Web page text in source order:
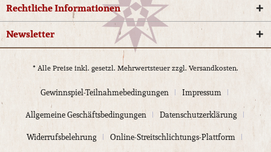
Rechtliche Informationen
Newsletter
* Alle Preise inkl. gesetzl. Mehrwertsteuer zzgl. Versandkosten.
Gewinnspiel-Teilnahmebedingungen
Impressum
Allgemeine Geschäftsbedingungen
Datenschutzerklärung
Widerrufsbelehrung
Online-Streitschlichtungs-Plattform